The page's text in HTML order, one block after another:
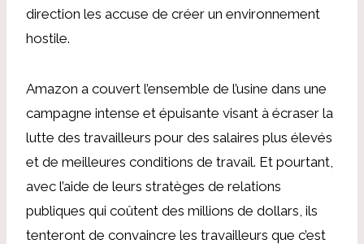
direction les accuse de créer un environnement
hostile.
Amazon a couvert l’ensemble de l’usine dans une
campagne intense et épuisante visant à écraser la
lutte des travailleurs pour des salaires plus élevés
et de meilleures conditions de travail. Et pourtant,
avec l’aide de leurs stratèges de relations
publiques qui coûtent des millions de dollars, ils
tenteront de convaincre les travailleurs que c’est